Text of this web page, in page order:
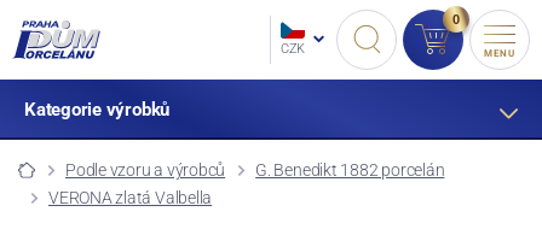
CZK
0
MENU
Kategorie výrobků
Podle vzoru a výrobců
G. Benedikt 1882 porcelán
VERONA zlatá Valbella